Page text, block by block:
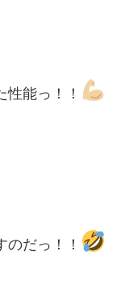
性能っ！！
だっ！！